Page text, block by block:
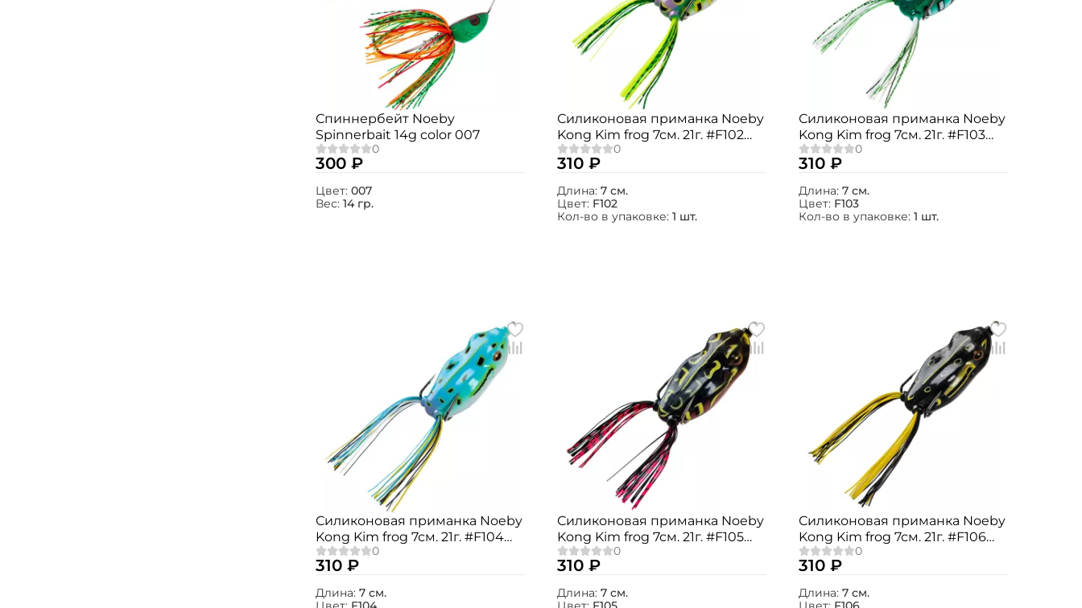
Спиннербейт Noeby
Spinnerbait 14g color 007
300 ₽
Цвет: 007
Вес: 14 гр.
Силиконовая приманка Noeby
Kong Kim frog 7см. 21г. #F102
1шт.
310 ₽
Длина: 7 см.
Цвет: F102
Кол-во в упаковке: 1 шт.
Силиконовая приманка Noeby
Kong Kim frog 7см. 21г. #F103
1шт.
310 ₽
Длина: 7 см.
Цвет: F103
Кол-во в упаковке: 1 шт.
Силиконовая приманка Noeby
Kong Kim frog 7см. 21г. #F104
1шт.
310 ₽
Длина: 7 см.
Силиконовая приманка Noeby
Kong Kim frog 7см. 21г. #F105
1шт.
310 ₽
Длина: 7 см.
Силиконовая приманка Noeby
Kong Kim frog 7см. 21г. #F106
1шт.
310 ₽
Длина: 7 см.
Создать аккаунт
ФИО: *